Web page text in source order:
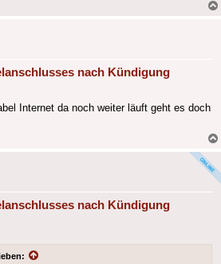
nach Kündigung
Internet da noch weiter läuft geht es doch
nach Kündigung